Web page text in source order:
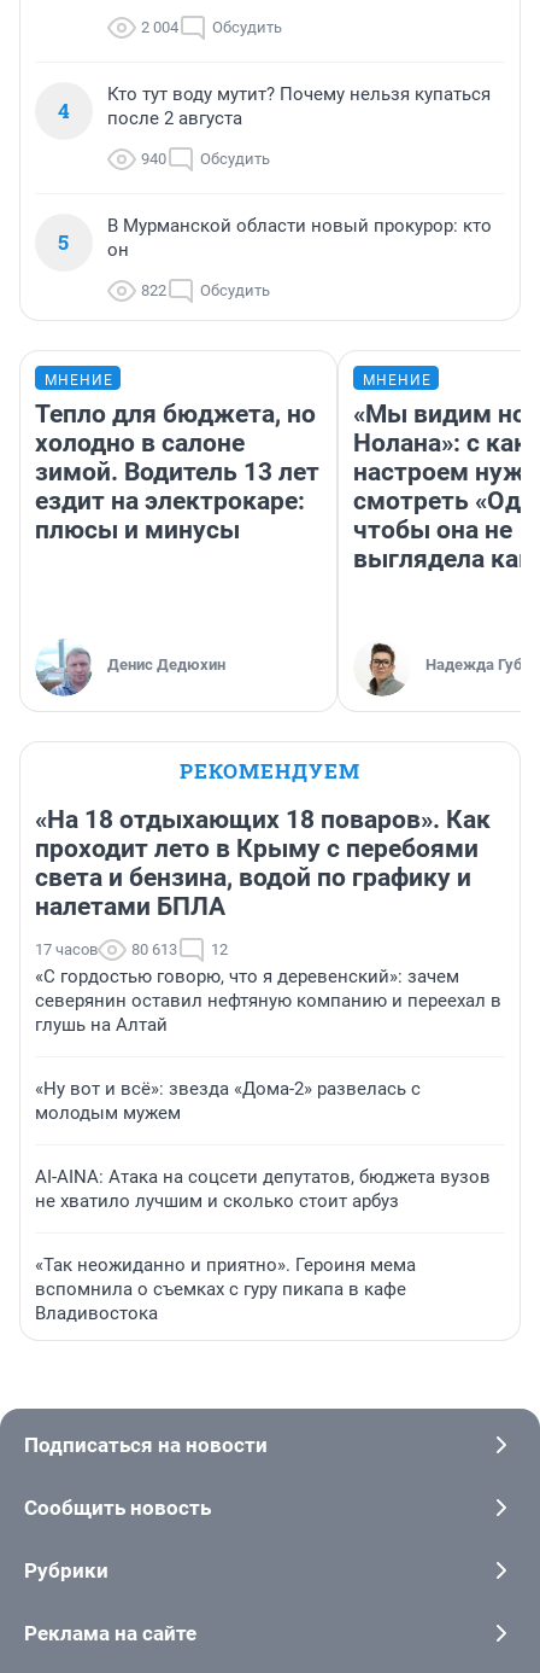
2 004 Обсудить
4
Кто тут воду мутит? Почему нельзя купаться
после 2 августа
940 Обсудить
5
В Мурманской области новый прокурор: кто
он
822 Обсудить
МНЕНИЕ
Тепло для бюджета, но
холодно в салоне
зимой. Водитель 13 лет
ездит на электрокаре:
плюсы и минусы
Денис Дедюхин
МНЕНИЕ
«Мы видим
Нолана»: с
настроем
смотреть
чтобы она не
выглядела как
Надежда
РЕКОМЕНДУЕМ
«На 18 отдыхающих 18 поваров». Как
проходит лето в Крыму с перебоями
света и бензина, водой по графику и
налетами БПЛА
17 часов 80 613 12
«С гордостью говорю, что я деревенский»: зачем
северянин оставил нефтяную компанию и переехал в
глушь на Алтай
«Ну вот и всё»: звезда «Дома-2» развелась с
молодым мужем
AI-AINA: Атака на соцсети депутатов, бюджета вузов
не хватило лучшим и сколько стоит арбуз
«Так неожиданно и приятно». Героиня мема
вспомнила о съемках с гуру пикапа в кафе
Владивостока
Подписаться на новости
Сообщить новость
Рубрики
Реклама на сайте